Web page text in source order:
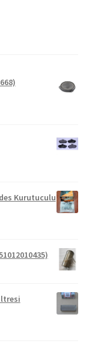
Kurutuculu